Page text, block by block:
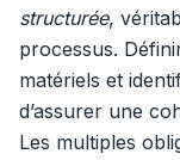
structurée,
processus.
matériels et
d’assurer une
Les multiples